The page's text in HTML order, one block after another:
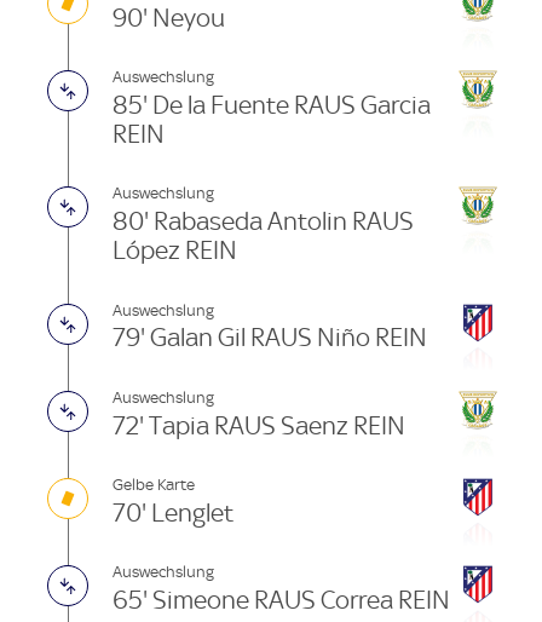
90' Neyou
Auswechslung
85' De la Fuente RAUS Garcia
REIN
Auswechslung
80' Rabaseda Antolin RAUS
López REIN
Auswechslung
79' Galan Gil RAUS Niño REIN
Auswechslung
72' Tapia RAUS Saenz REIN
Gelbe Karte
70' Lenglet
Auswechslung
65' Simeone RAUS Correa REIN